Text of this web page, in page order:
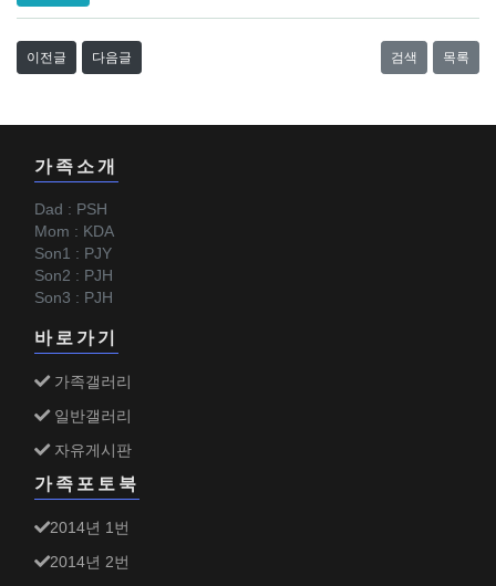
이전글 다음글 검색 목록
가족소개
Dad : PSH
Mom : KDA
Son1 : PJY
Son2 : PJH
Son3 : PJH
바로가기
가족갤러리
일반갤러리
자유게시판
가족포토북
2014년 1번
2014년 2번